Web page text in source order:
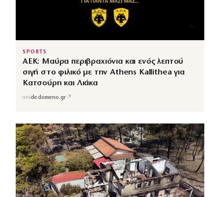
SPORTS
ΑΕΚ: Μαύρα περιβραχιόνια και ενός λεπτού
σιγή στο φιλικό με την Athens Kallithea για
Κατσούρη και Λιάκα
απόdedomeno.gr ↗